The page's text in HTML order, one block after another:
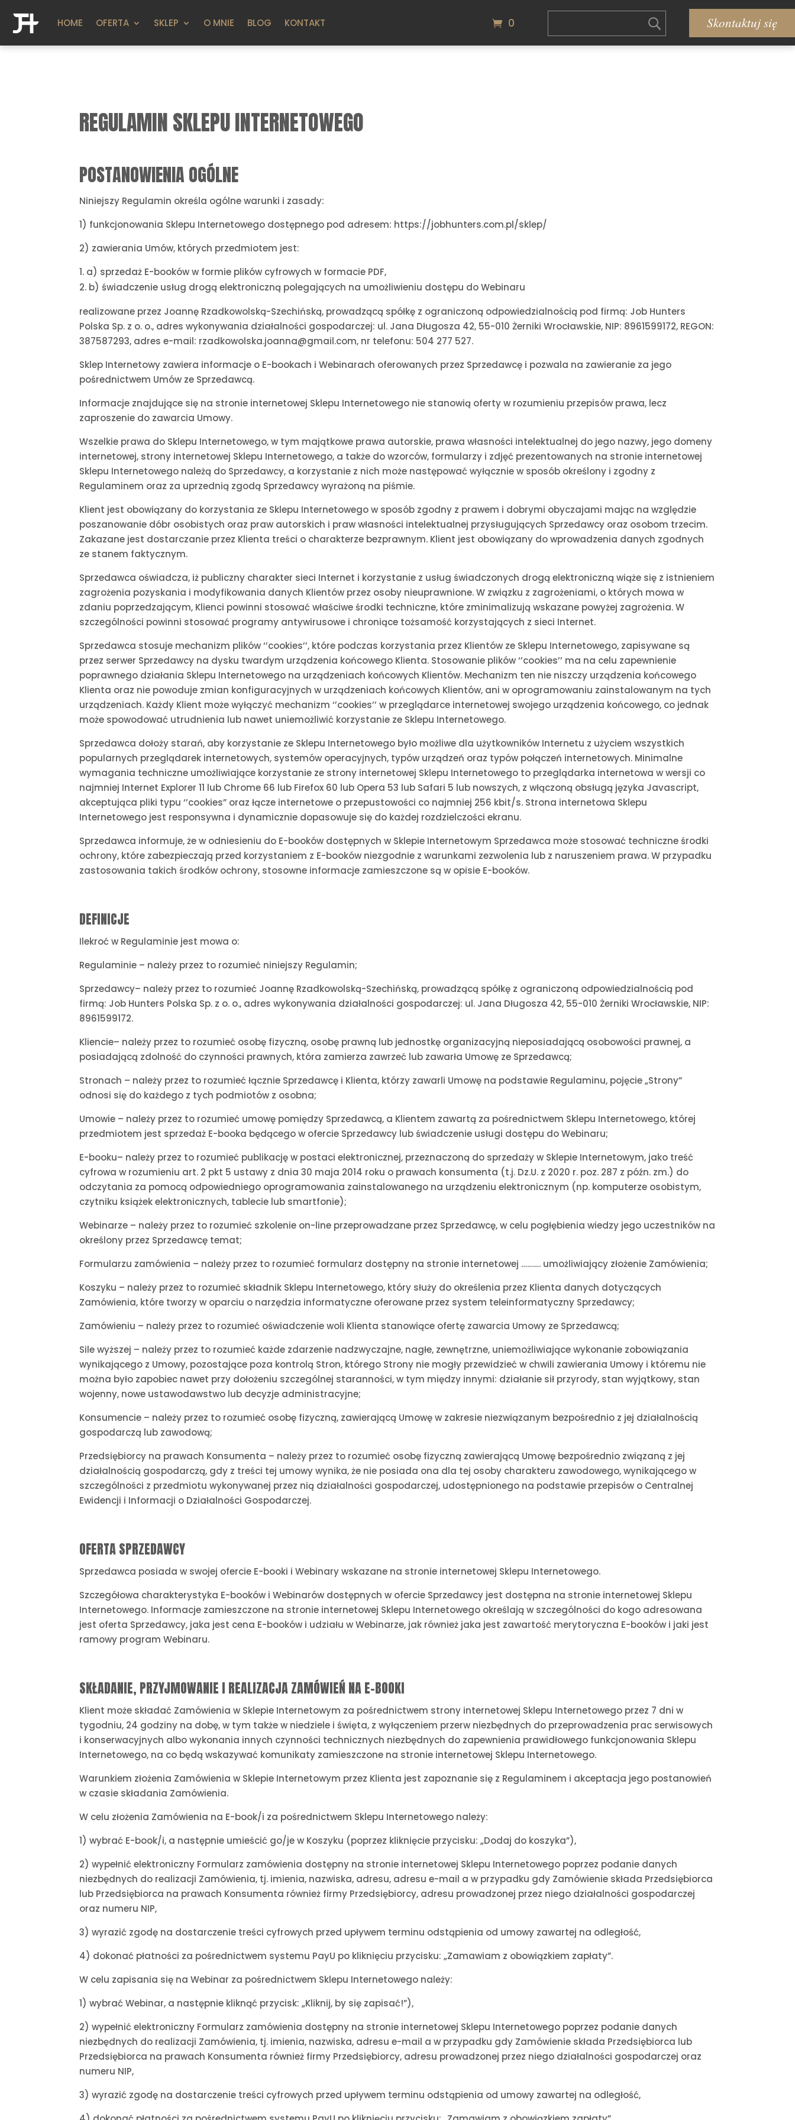
HOME OFERTA SKLEP O MNIE BLOG KONTAKT 0 Skontaktuj się
REGULAMIN SKLEPU INTERNETOWEGO
POSTANOWIENIA OGÓLNE
Niniejszy Regulamin określa ogólne warunki i zasady:
1) funkcjonowania Sklepu Internetowego dostępnego pod adresem: https://jobhunters.com.pl/sklep/
2) zawierania Umów, których przedmiotem jest:
a) sprzedaż E-booków w formie plików cyfrowych w formacie PDF,
b) świadczenie usług drogą elektroniczną polegających na umożliwieniu dostępu do Webinaru
realizowane przez Joannę Rzadkowolską-Szechińską, prowadzącą spółkę z ograniczoną odpowiedzialnością pod firmą: Job Hunters
Polska Sp. z o. o., adres wykonywania działalności gospodarczej: ul. Jana Długosza 42, 55-010 Żerniki Wrocławskie, NIP: 8961599172, REGON:
387587293, adres e-mail: rzadkowolska.joanna@gmail.com, nr telefonu: 504 277 527.
Sklep Internetowy zawiera informacje o E-bookach i Webinarach oferowanych przez Sprzedawcę i pozwala na zawieranie za jego
pośrednictwem Umów ze Sprzedawcą.
Informacje znajdujące się na stronie internetowej Sklepu Internetowego nie stanowią oferty w rozumieniu przepisów prawa, lecz
zaproszenie do zawarcia Umowy.
Wszelkie prawa do Sklepu Internetowego, w tym majątkowe prawa autorskie, prawa własności intelektualnej do jego nazwy, jego domeny
internetowej, strony internetowej Sklepu Internetowego, a także do wzorców, formularzy i zdjęć prezentowanych na stronie internetowej
Sklepu Internetowego należą do Sprzedawcy, a korzystanie z nich może następować wyłącznie w sposób określony i zgodny z
Regulaminem oraz za uprzednią zgodą Sprzedawcy wyrażoną na piśmie.
Klient jest obowiązany do korzystania ze Sklepu Internetowego w sposób zgodny z prawem i dobrymi obyczajami mając na względzie
poszanowanie dóbr osobistych oraz praw autorskich i praw własności intelektualnej przysługujących Sprzedawcy oraz osobom trzecim.
Zakazane jest dostarczanie przez Klienta treści o charakterze bezprawnym. Klient jest obowiązany do wprowadzenia danych zgodnych
ze stanem faktycznym.
Sprzedawca oświadcza, iż publiczny charakter sieci Internet i korzystanie z usług świadczonych drogą elektroniczną wiąże się z istnieniem
zagrożenia pozyskania i modyfikowania danych Klientów przez osoby nieuprawnione. W związku z zagrożeniami, o których mowa w
zdaniu poprzedzającym, Klienci powinni stosować właściwe środki techniczne, które zminimalizują wskazane powyżej zagrożenia. W
szczególności powinni stosować programy antywirusowe i chroniące tożsamość korzystających z sieci Internet.
Sprzedawca stosuje mechanizm plików ‘’cookies’’, które podczas korzystania przez Klientów ze Sklepu Internetowego, zapisywane są
przez serwer Sprzedawcy na dysku twardym urządzenia końcowego Klienta. Stosowanie plików ‘’cookies’’ ma na celu zapewnienie
poprawnego działania Sklepu Internetowego na urządzeniach końcowych Klientów. Mechanizm ten nie niszczy urządzenia końcowego
Klienta oraz nie powoduje zmian konfiguracyjnych w urządzeniach końcowych Klientów, ani w oprogramowaniu zainstalowanym na tych
urządzeniach. Każdy Klient może wyłączyć mechanizm ‘’cookies’’ w przeglądarce internetowej swojego urządzenia końcowego, co jednak
może spowodować utrudnienia lub nawet uniemożliwić korzystanie ze Sklepu Internetowego.
Sprzedawca dołoży starań, aby korzystanie ze Sklepu Internetowego było możliwe dla użytkowników Internetu z użyciem wszystkich
popularnych przeglądarek internetowych, systemów operacyjnych, typów urządzeń oraz typów połączeń internetowych. Minimalne
wymagania techniczne umożliwiające korzystanie ze strony internetowej Sklepu Internetowego to przeglądarka internetowa w wersji co
najmniej Internet Explorer 11 lub Chrome 66 lub Firefox 60 lub Opera 53 lub Safari 5 lub nowszych, z włączoną obsługą języka Javascript,
akceptująca pliki typu ‘’cookies” oraz łącze internetowe o przepustowości co najmniej 256 kbit/s. Strona internetowa Sklepu
Internetowego jest responsywna i dynamicznie dopasowuje się do każdej rozdzielczości ekranu.
Sprzedawca informuje, że w odniesieniu do E-booków dostępnych w Sklepie Internetowym Sprzedawca może stosować techniczne środki
ochrony, które zabezpieczają przed korzystaniem z E-booków niezgodnie z warunkami zezwolenia lub z naruszeniem prawa. W przypadku
zastosowania takich środków ochrony, stosowne informacje zamieszczone są w opisie E-booków.
DEFINICJE
Ilekroć w Regulaminie jest mowa o:
Regulaminie – należy przez to rozumieć niniejszy Regulamin;
Sprzedawcy– należy przez to rozumieć Joannę Rzadkowolską-Szechińską, prowadzącą spółkę z ograniczoną odpowiedzialnością pod
firmą: Job Hunters Polska Sp. z o. o., adres wykonywania działalności gospodarczej: ul. Jana Długosza 42, 55-010 Żerniki Wrocławskie, NIP:
8961599172.
Kliencie– należy przez to rozumieć osobę fizyczną, osobę prawną lub jednostkę organizacyjną nieposiadającą osobowości prawnej, a
posiadającą zdolność do czynności prawnych, która zamierza zawrzeć lub zawarła Umowę ze Sprzedawcą;
Stronach – należy przez to rozumieć łącznie Sprzedawcę i Klienta, którzy zawarli Umowę na podstawie Regulaminu, pojęcie „Strony”
odnosi się do każdego z tych podmiotów z osobna;
Umowie – należy przez to rozumieć umowę pomiędzy Sprzedawcą, a Klientem zawartą za pośrednictwem Sklepu Internetowego, której
przedmiotem jest sprzedaż E-booka będącego w ofercie Sprzedawcy lub świadczenie usługi dostępu do Webinaru;
E-booku– należy przez to rozumieć publikację w postaci elektronicznej, przeznaczoną do sprzedaży w Sklepie Internetowym, jako treść
cyfrowa w rozumieniu art. 2 pkt 5 ustawy z dnia 30 maja 2014 roku o prawach konsumenta (t.j. Dz.U. z 2020 r. poz. 287 z późn. zm.) do
odczytania za pomocą odpowiedniego oprogramowania zainstalowanego na urządzeniu elektronicznym (np. komputerze osobistym,
czytniku książek elektronicznych, tablecie lub smartfonie);
Webinarze – należy przez to rozumieć szkolenie on-line przeprowadzane przez Sprzedawcę, w celu pogłębienia wiedzy jego uczestników na
określony przez Sprzedawcę temat;
Formularzu zamówienia – należy przez to rozumieć formularz dostępny na stronie internetowej ………. umożliwiający złożenie Zamówienia;
Koszyku – należy przez to rozumieć składnik Sklepu Internetowego, który służy do określenia przez Klienta danych dotyczących
Zamówienia, które tworzy w oparciu o narzędzia informatyczne oferowane przez system teleinformatyczny Sprzedawcy;
Zamówieniu – należy przez to rozumieć oświadczenie woli Klienta stanowiące ofertę zawarcia Umowy ze Sprzedawcą;
Sile wyższej – należy przez to rozumieć każde zdarzenie nadzwyczajne, nagłe, zewnętrzne, uniemożliwiające wykonanie zobowiązania
wynikającego z Umowy, pozostające poza kontrolą Stron, którego Strony nie mogły przewidzieć w chwili zawierania Umowy i któremu nie
można było zapobiec nawet przy dołożeniu szczególnej staranności, w tym między innymi: działanie sił przyrody, stan wyjątkowy, stan
wojenny, nowe ustawodawstwo lub decyzje administracyjne;
Konsumencie – należy przez to rozumieć osobę fizyczną, zawierającą Umowę w zakresie niezwiązanym bezpośrednio z jej działalnością
gospodarczą lub zawodową;
Przedsiębiorcy na prawach Konsumenta – należy przez to rozumieć osobę fizyczną zawierającą Umowę bezpośrednio związaną z jej
działalnością gospodarczą, gdy z treści tej umowy wynika, że nie posiada ona dla tej osoby charakteru zawodowego, wynikającego w
szczególności z przedmiotu wykonywanej przez nią działalności gospodarczej, udostępnionego na podstawie przepisów o Centralnej
Ewidencji i Informacji o Działalności Gospodarczej.
OFERTA SPRZEDAWCY
Sprzedawca posiada w swojej ofercie E-booki i Webinary wskazane na stronie internetowej Sklepu Internetowego.
Szczegółowa charakterystyka E-booków i Webinarów dostępnych w ofercie Sprzedawcy jest dostępna na stronie internetowej Sklepu
Internetowego. Informacje zamieszczone na stronie internetowej Sklepu Internetowego określają w szczególności do kogo adresowana
jest oferta Sprzedawcy, jaka jest cena E-booków i udziału w Webinarze, jak również jaka jest zawartość merytoryczna E-booków i jaki jest
ramowy program Webinaru.
SKŁADANIE, PRZYJMOWANIE I REALIZACJA ZAMÓWIEŃ NA E-BOOKI
Klient może składać Zamówienia w Sklepie Internetowym za pośrednictwem strony internetowej Sklepu Internetowego przez 7 dni w
tygodniu, 24 godziny na dobę, w tym także w niedziele i święta, z wyłączeniem przerw niezbędnych do przeprowadzenia prac serwisowych
i konserwacyjnych albo wykonania innych czynności technicznych niezbędnych do zapewnienia prawidłowego funkcjonowania Sklepu
Internetowego, na co będą wskazywać komunikaty zamieszczone na stronie internetowej Sklepu Internetowego.
Warunkiem złożenia Zamówienia w Sklepie Internetowym przez Klienta jest zapoznanie się z Regulaminem i akceptacja jego postanowień
w czasie składania Zamówienia.
W celu złożenia Zamówienia na E-book/i za pośrednictwem Sklepu Internetowego należy:
1) wybrać E-book/i, a następnie umieścić go/je w Koszyku (poprzez kliknięcie przycisku: „Dodaj do koszyka”),
2) wypełnić elektroniczny Formularz zamówienia dostępny na stronie internetowej Sklepu Internetowego poprzez podanie danych
niezbędnych do realizacji Zamówienia, tj. imienia, nazwiska, adresu, adresu e-mail a w przypadku gdy Zamówienie składa Przedsiębiorca
lub Przedsiębiorca na prawach Konsumenta również firmy Przedsiębiorcy, adresu prowadzonej przez niego działalności gospodarczej
oraz numeru NIP,
3) wyrazić zgodę na dostarczenie treści cyfrowych przed upływem terminu odstąpienia od umowy zawartej na odległość,
4) dokonać płatności za pośrednictwem systemu PayU po kliknięciu przycisku: „Zamawiam z obowiązkiem zapłaty”.
W celu zapisania się na Webinar za pośrednictwem Sklepu Internetowego należy:
1) wybrać Webinar, a następnie kliknąć przycisk: „Kliknij, by się zapisać!”),
2) wypełnić elektroniczny Formularz zamówienia dostępny na stronie internetowej Sklepu Internetowego poprzez podanie danych
niezbędnych do realizacji Zamówienia, tj. imienia, nazwiska, adresu e-mail a w przypadku gdy Zamówienie składa Przedsiębiorca lub
Przedsiębiorca na prawach Konsumenta również firmy Przedsiębiorcy, adresu prowadzonej przez niego działalności gospodarczej oraz
numeru NIP,
3) wyrazić zgodę na dostarczenie treści cyfrowych przed upływem terminu odstąpienia od umowy zawartej na odległość,